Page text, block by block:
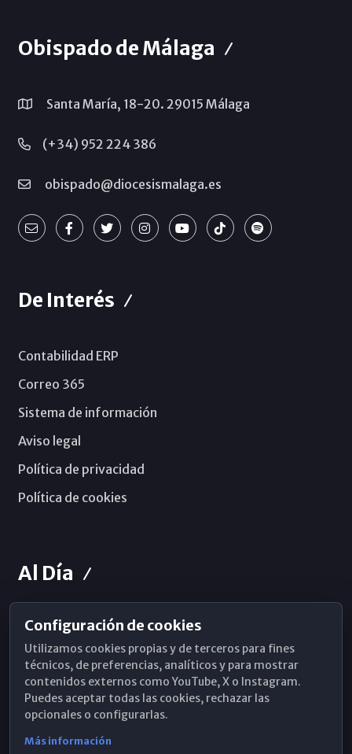
Obispado de Málaga
Santa María, 18-20. 29015 Málaga
(+34) 952 224 386
obispado@diocesismalaga.es
De Interés
Contabilidad ERP
Correo 365
Sistema de información
Aviso legal
Política de privacidad
Política de cookies
Al Día
Horarios de Misa
Hemeroteca
WhatsApp
Configuración de cookies
Utilizamos cookies propias y de terceros para fines
técnicos, de preferencias, analíticos y para mostrar
contenidos externos como YouTube, X o Instagram.
Puedes aceptar todas las cookies, rechazar las
opcionales o configurarlas.
Más información